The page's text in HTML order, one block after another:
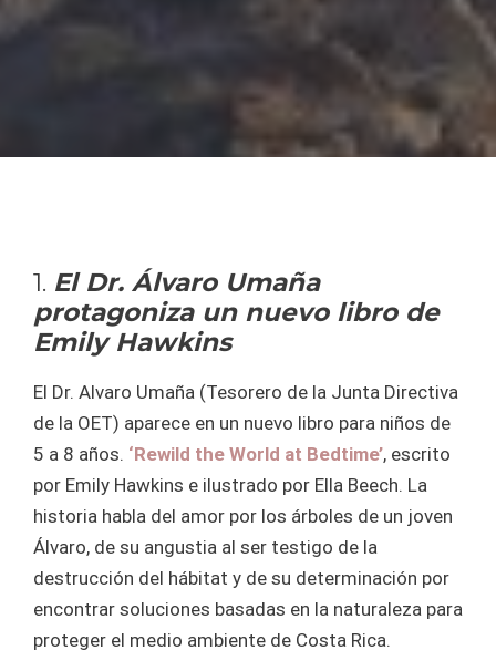
1. El Dr. Álvaro Umaña
protagoniza un nuevo libro de
Emily Hawkins
El Dr. Alvaro Umaña (Tesorero de la Junta Directiva
de la OET) aparece en un nuevo libro para niños de
5 a 8 años. ‘Rewild the World at Bedtime’, escrito
por Emily Hawkins e ilustrado por Ella Beech. La
historia habla del amor por los árboles de un joven
Álvaro, de su angustia al ser testigo de la
destrucción del hábitat y de su determinación por
encontrar soluciones basadas en la naturaleza para
proteger el medio ambiente de Costa Rica.